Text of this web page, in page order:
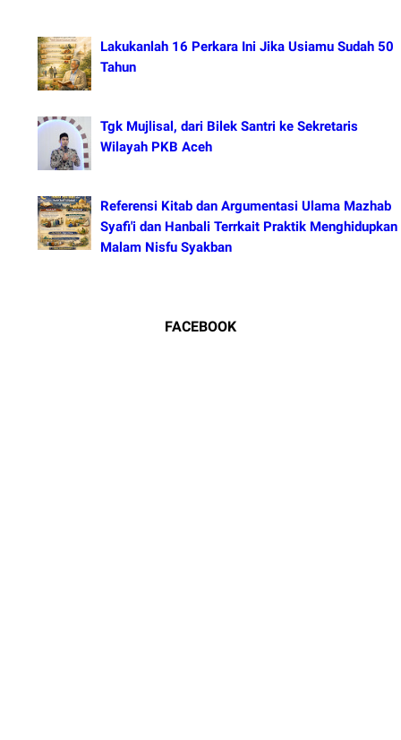
Lakukanlah 16 Perkara Ini Jika Usiamu Sudah 50
Tahun
Tgk Mujlisal, dari Bilek Santri ke Sekretaris
Wilayah PKB Aceh
Referensi Kitab dan Argumentasi Ulama Mazhab
Syafi'i dan Hanbali Terrkait Praktik Menghidupkan
Malam Nisfu Syakban
FACEBOOK